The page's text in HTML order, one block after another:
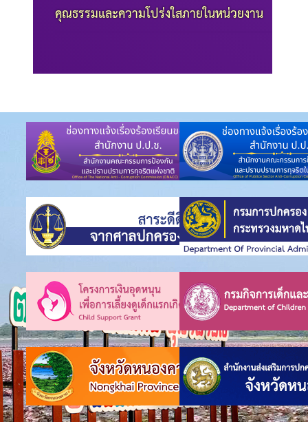
คุณธรรมและความโปร่งใสภายในหน่วยงาน